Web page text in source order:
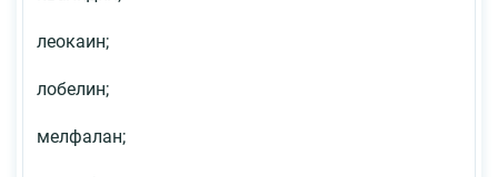
леокаин;
лобелин;
мелфалан;